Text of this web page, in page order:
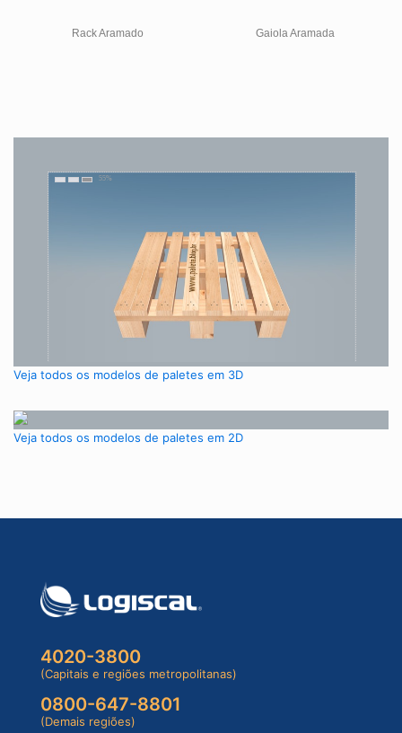
Rack Aramado Gaiola Aramada
Veja todos os modelos de paletes em 3D
Veja todos os modelos de paletes em 2D
4020-3800
(Capitais e regiões metropolitanas)
0800-647-8801
(Demais regiões)